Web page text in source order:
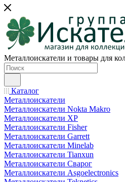
Металлоискатели и товары для
Каталог
Металлоискатели
Металлоискатели Nokta Makro
Металлоискатели XP
Металлоискатели Fisher
Металлоискатели Garrett
Металлоискатели Minelab
Металлоискатели Tianxun
Металлоискатели Сварог
Металлоискатели Asgoelectronics